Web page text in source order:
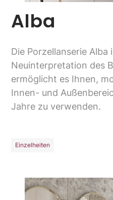
Alba
Die Porzellanserie Alba
Neuinterpretation des
ermöglicht es Ihnen,
Innen- und
Jahre zu verwenden.
Einzelheiten